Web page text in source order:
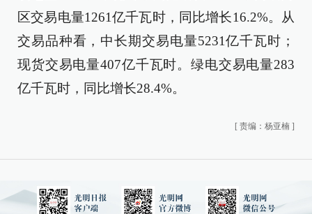
区交易电量1261亿千瓦时，同比增长16.2%。从
交易品种看，中长期交易电量5231亿千瓦时；
现货交易电量407亿千瓦时。绿电交易电量283
亿千瓦时，同比增长28.4%。
[ 责编：杨亚楠 ]